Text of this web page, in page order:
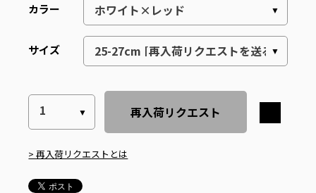
カラー
サイズ
再入荷リクエスト
> 再入荷リクエストとは